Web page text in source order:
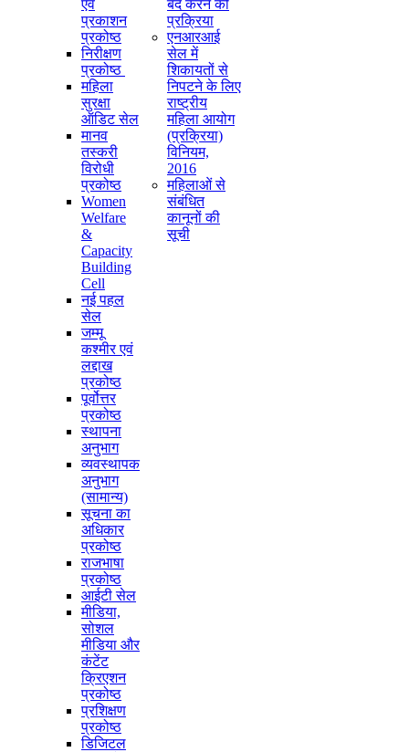
एवं
प्रकाशन
प्रकोष्ठ
निरीक्षण
प्रकोष्ठ
महिला
सुरक्षा
ऑडिट सेल
मानव
तस्करी
विरोधी
प्रकोष्ठ
Women
Welfare
&
Capacity
Building
Cell
नई पहल
सेल
जम्मू
कश्मीर एवं
लद्दाख
प्रकोष्ठ
पूर्वोत्तर
प्रकोष्ठ
स्थापना
अनुभाग
व्यवस्थापक
अनुभाग
(सामान्य)
सूचना का
अधिकार
प्रकोष्ठ
राजभाषा
प्रकोष्ठ
आईटी सेल
मीडिया,
सोशल
मीडिया और
कंटेंट
क्रिएशन
प्रकोष्ठ
प्रशिक्षण
प्रकोष्ठ
डिजिटल
बंद करने की
प्रक्रिया
एनआरआई
सेल में
शिकायतों से
निपटने के लिए
राष्ट्रीय
महिला आयोग
(प्रक्रिया)
विनियम,
2016
महिलाओं से
संबंधित
कानूनों की
सूची